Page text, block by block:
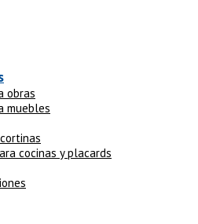
obras
muebles
cocinas y placards